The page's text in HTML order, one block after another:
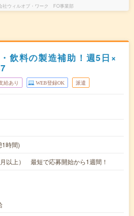
社ウィルオブ・ワーク FO事業部
飲料の製造補助！週5日×
給あり WEB登録OK 派遣
時間)
以上） 最短で応募開始から1週間！